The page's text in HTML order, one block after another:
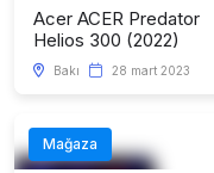
Acer ACER Predator
Helios 300 (2022)
Bakı 28 mart 2023
Mağaza